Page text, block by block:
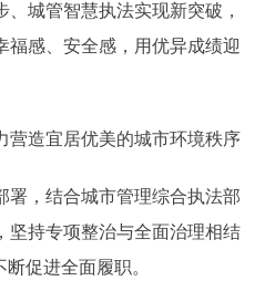
城管智慧执法实现新突破，
福感、安全感，用优异成绩迎
营造宜居优美的城市环境秩序
署，结合城市管理综合执法部
坚持专项整治与全面治理相结
促进全面履职。